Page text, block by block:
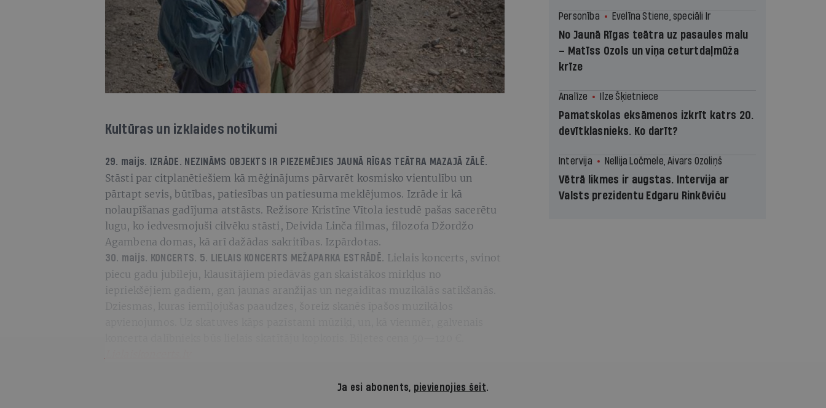
Kultūras un izklaides notikumi
29. maijs. IZRĀDE. NEZINĀMS OBJEKTS IR PIEZEMĒJIES JAUNĀ RĪGAS TEĀTRA MAZAJĀ ZĀLĒ.
Stāsti par citplanētiešiem kā mēģinājums pārvarēt kosmisko vientulību un
pārtapt sevis, būtības, patiesības un patiesuma meklējumos. Izrāde ir kā
nolaupīšanas gadījuma atstāsts. Režisore Kristīne Vītola iestudē pašas sacerētu
lugu, ko iedvesmojuši cilvēku stāsti, Deivida Linča filmas, filozofa Džordžo
Agambena domas, kā arī dažādas sakritības. Izpārdotas.
30. maijs. KONCERTS. 5. LIELAIS KONCERTS MEŽAPARKA ESTRĀDĒ. Lielais koncerts, svinot
piecu gadu jubileju, klausītājiem piedāvās gan skaistākos mirkļus no
iepriekšējiem gadiem, gan jaunas aranžijas un negaidītas muzikālās satikšanās.
Personība Evelīna Stiene, speciāli Ir
No Jaunā Rīgas teātra uz pasaules malu
– Matīss Ozols un viņa ceturtdaļmūža
krīze
Analīze Ilze Šķietniece
Pamatskolas eksāmenos izkrīt katrs 20.
devītklasnieks. Ko darīt?
Intervija Nellija Ločmele, Aivars Ozoliņš
Vētrā likmes ir augstas. Intervija ar
Valsts prezidentu Edgaru Rinkēviču
Ja esi abonents, pievienojies šeit.